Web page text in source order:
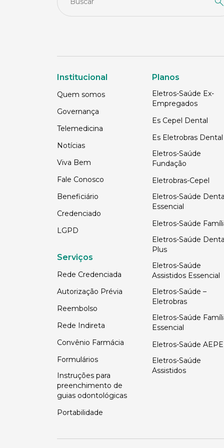
Institucional
Quem somos
Governança
Telemedicina
Notícias
Viva Bem
Fale Conosco
Beneficiário
Credenciado
LGPD
Serviços
Rede Credenciada
Autorização Prévia
Reembolso
Rede Indireta
Convênio Farmácia
Formulários
Instruções para
preenchimento de
guias odontológicas
Portabilidade
Planos
Eletros-Saúde Ex-
Empregados
Es Cepel Dental
Es Eletrobras Dental
Eletros-Saúde
Fundação
Eletrobras-Cepel
Eletros-Saúde
Essencial
Eletros-Saúde
Eletros-Saúde
Plus
Eletros-Saúde
Assistidos Essencial
Eletros-Saúde –
Eletrobras
Eletros-Saúde
Essencial
Eletros-Saúde AEPE
Eletros-Saúde
Assistidos